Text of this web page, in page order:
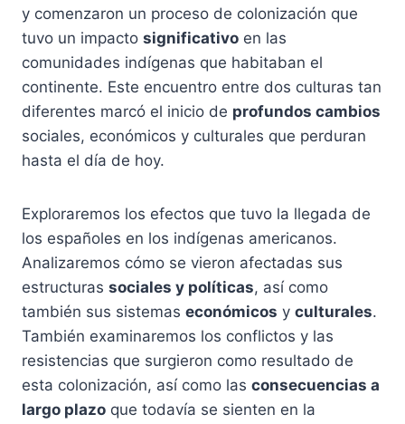
y comenzaron un proceso de colonización que
tuvo un impacto significativo en las
comunidades indígenas que habitaban el
continente. Este encuentro entre dos culturas tan
diferentes marcó el inicio de profundos cambios
sociales, económicos y culturales que perduran
hasta el día de hoy.
Exploraremos los efectos que tuvo la llegada de
los españoles en los indígenas americanos.
Analizaremos cómo se vieron afectadas sus
estructuras sociales y políticas, así como
también sus sistemas económicos y culturales.
También examinaremos los conflictos y las
resistencias que surgieron como resultado de
esta colonización, así como las consecuencias a
largo plazo que todavía se sienten en la